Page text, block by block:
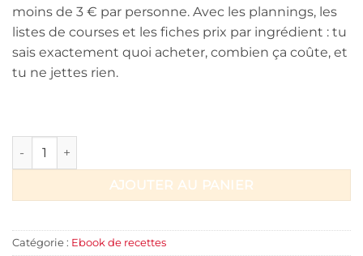
moins de 3 € par personne. Avec les plannings, les
listes de courses et les fiches prix par ingrédient : tu
sais exactement quoi acheter, combien ça coûte, et
tu ne jettes rien.
quantité de Ebook 14 menus d'été petit budget - à moins de
AJOUTER AU PANIER
Catégorie : Ebook de recettes